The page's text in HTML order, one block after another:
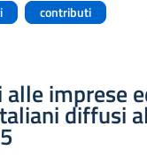
contributi
imprese
diffusi